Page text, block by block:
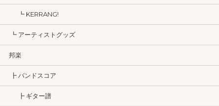
┗ KERRANG!
┗ アーティストグッズ
邦楽
┣ バンドスコア
┣ ギター譜